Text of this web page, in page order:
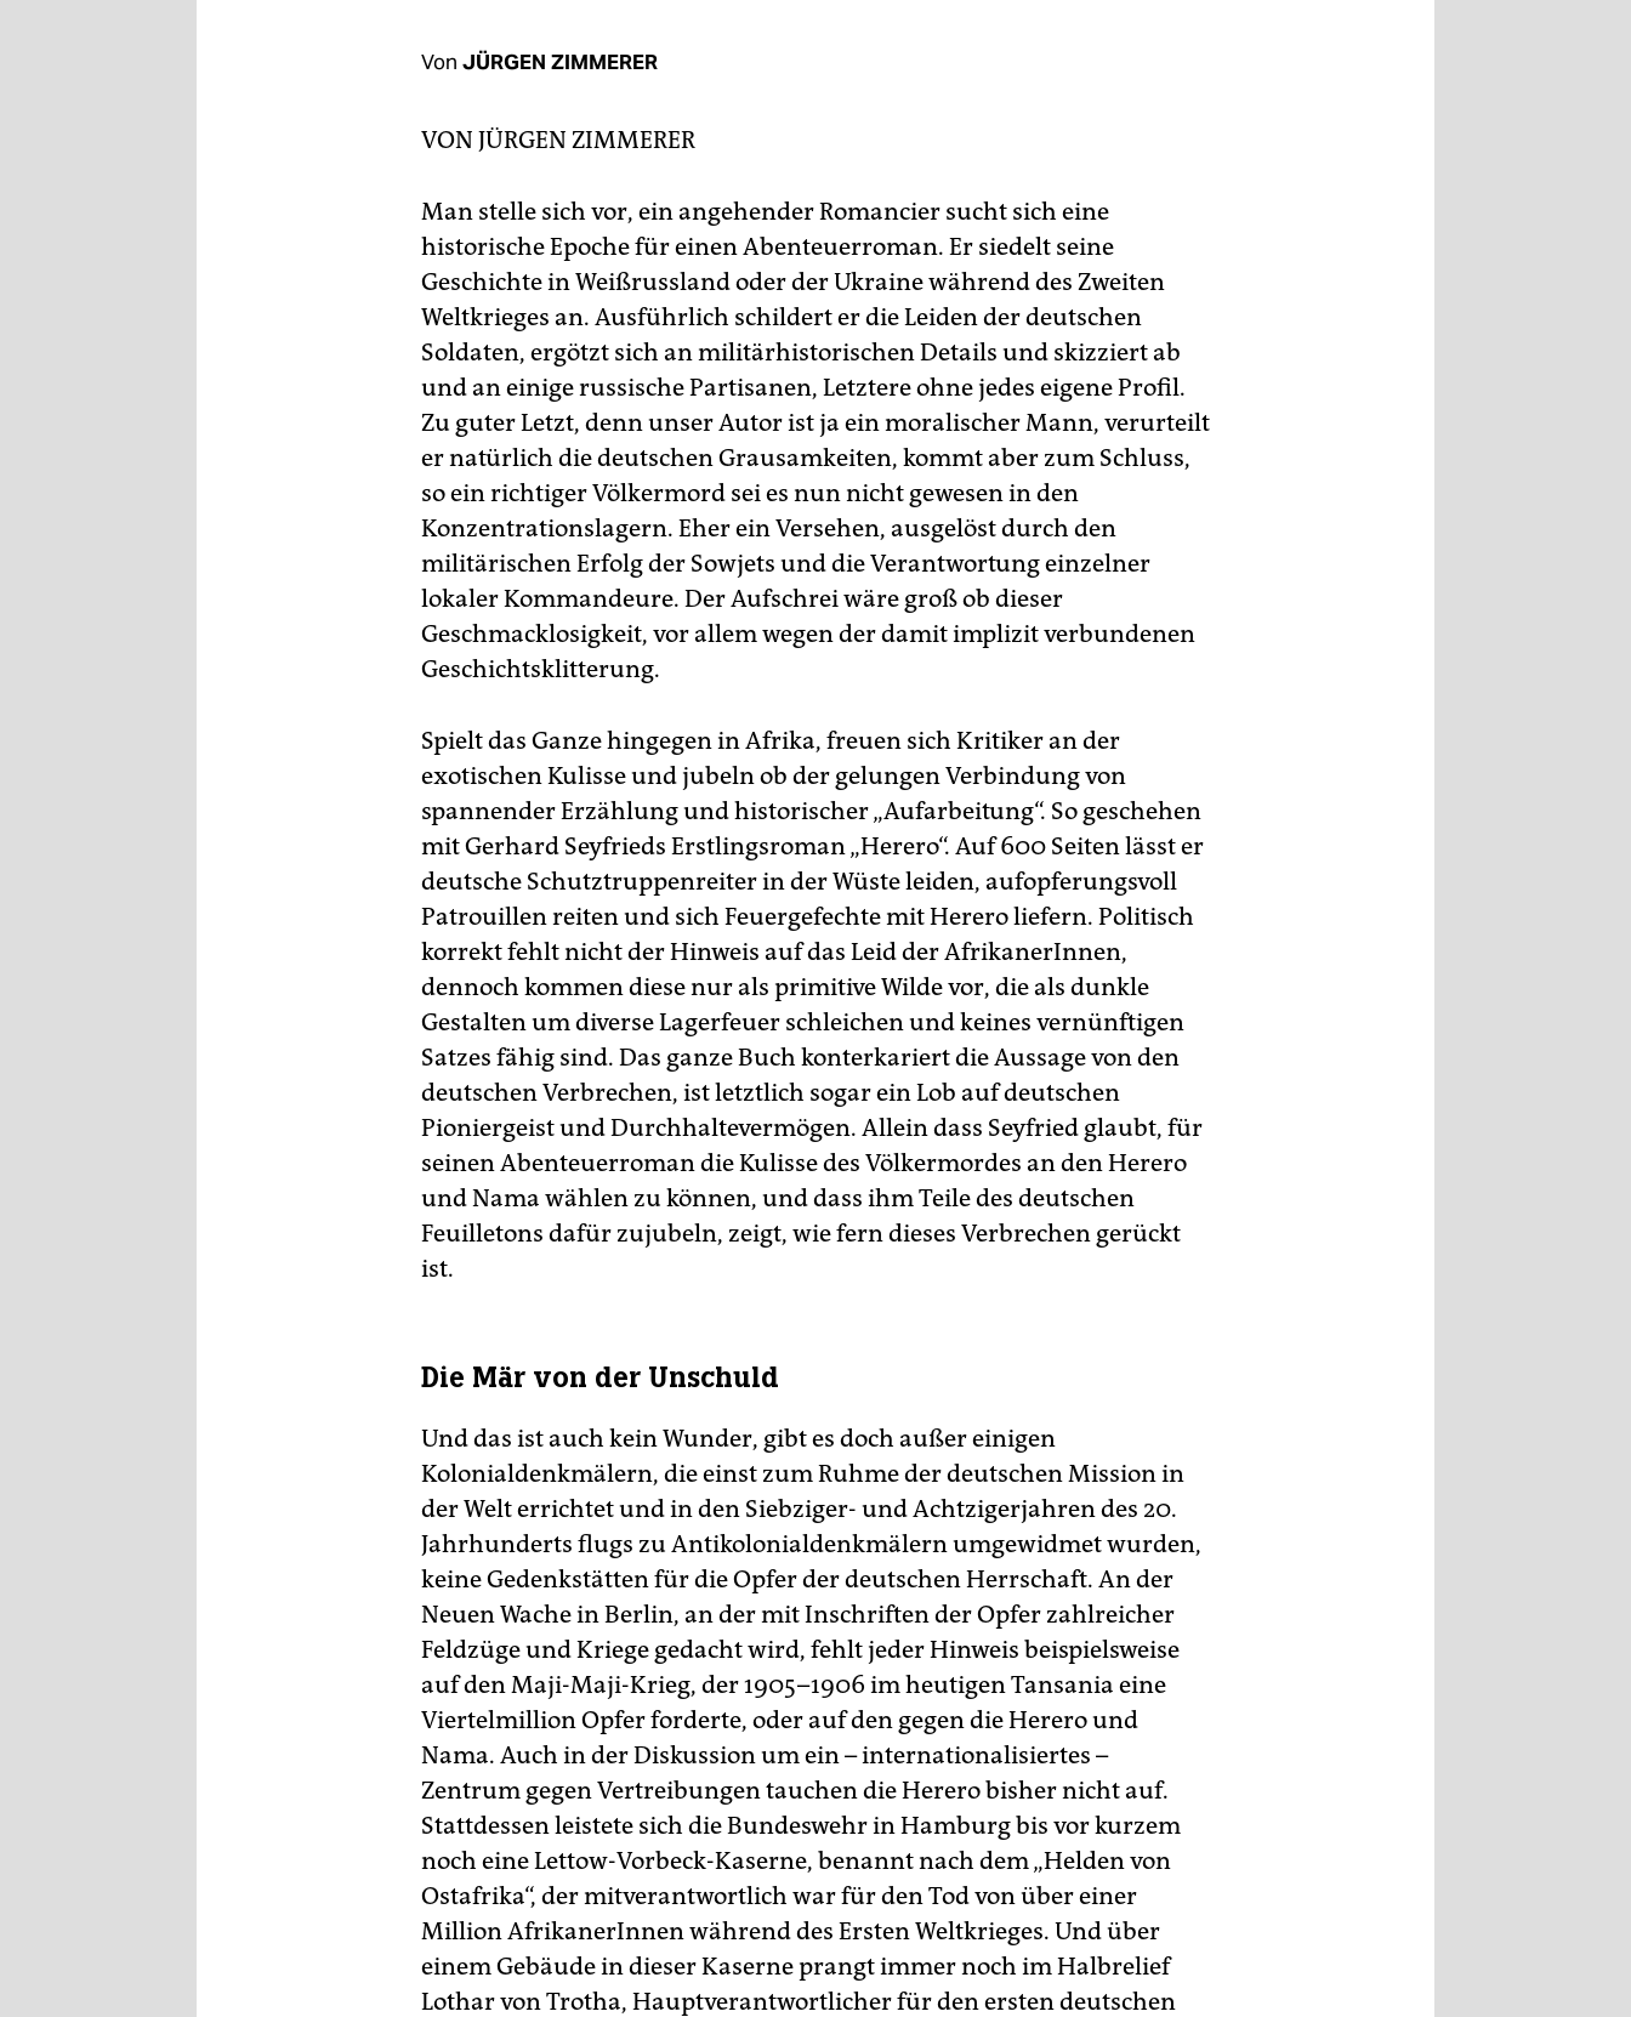
Von JÜRGEN ZIMMERER
VON JÜRGEN ZIMMERER
Man stelle sich vor, ein angehender Romancier sucht sich eine
historische Epoche für einen Abenteuerroman. Er siedelt seine
Geschichte in Weißrussland oder der Ukraine während des Zweiten
Weltkrieges an. Ausführlich schildert er die Leiden der deutschen
Soldaten, ergötzt sich an militärhistorischen Details und skizziert ab
und an einige russische Partisanen, Letztere ohne jedes eigene Profil.
Zu guter Letzt, denn unser Autor ist ja ein moralischer Mann, verurteilt
er natürlich die deutschen Grausamkeiten, kommt aber zum Schluss,
so ein richtiger Völkermord sei es nun nicht gewesen in den
Konzentrationslagern. Eher ein Versehen, ausgelöst durch den
militärischen Erfolg der Sowjets und die Verantwortung einzelner
lokaler Kommandeure. Der Aufschrei wäre groß ob dieser
Geschmacklosigkeit, vor allem wegen der damit implizit verbundenen
Geschichtsklitterung.
Spielt das Ganze hingegen in Afrika, freuen sich Kritiker an der
exotischen Kulisse und jubeln ob der gelungen Verbindung von
spannender Erzählung und historischer „Aufarbeitung“. So geschehen
mit Gerhard Seyfrieds Erstlingsroman „Herero“. Auf 600 Seiten lässt er
deutsche Schutztruppenreiter in der Wüste leiden, aufopferungsvoll
Patrouillen reiten und sich Feuergefechte mit Herero liefern. Politisch
korrekt fehlt nicht der Hinweis auf das Leid der AfrikanerInnen,
dennoch kommen diese nur als primitive Wilde vor, die als dunkle
Gestalten um diverse Lagerfeuer schleichen und keines vernünftigen
Satzes fähig sind. Das ganze Buch konterkariert die Aussage von den
deutschen Verbrechen, ist letztlich sogar ein Lob auf deutschen
Pioniergeist und Durchhaltevermögen. Allein dass Seyfried glaubt, für
seinen Abenteuerroman die Kulisse des Völkermordes an den Herero
und Nama wählen zu können, und dass ihm Teile des deutschen
Feuilletons dafür zujubeln, zeigt, wie fern dieses Verbrechen gerückt
ist.
Die Mär von der Unschuld
Und das ist auch kein Wunder, gibt es doch außer einigen
Kolonialdenkmälern, die einst zum Ruhme der deutschen Mission in
der Welt errichtet und in den Siebziger- und Achtzigerjahren des 20.
Jahrhunderts flugs zu Antikolonialdenkmälern umgewidmet wurden,
keine Gedenkstätten für die Opfer der deutschen Herrschaft. An der
Neuen Wache in Berlin, an der mit Inschriften der Opfer zahlreicher
Feldzüge und Kriege gedacht wird, fehlt jeder Hinweis beispielsweise
auf den Maji-Maji-Krieg, der 1905–1906 im heutigen Tansania eine
Viertelmillion Opfer forderte, oder auf den gegen die Herero und
Nama. Auch in der Diskussion um ein – internationalisiertes –
Zentrum gegen Vertreibungen tauchen die Herero bisher nicht auf.
Stattdessen leistete sich die Bundeswehr in Hamburg bis vor kurzem
noch eine Lettow-Vorbeck-Kaserne, benannt nach dem „Helden von
Ostafrika“, der mitverantwortlich war für den Tod von über einer
Million AfrikanerInnen während des Ersten Weltkrieges. Und über
einem Gebäude in dieser Kaserne prangt immer noch im Halbrelief
Lothar von Trotha, Hauptverantwortlicher für den ersten deutschen